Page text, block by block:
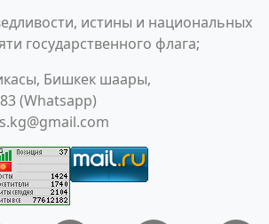
истины и национальных
государственного флага;
Бишкек шаары,
(Whatsapp)